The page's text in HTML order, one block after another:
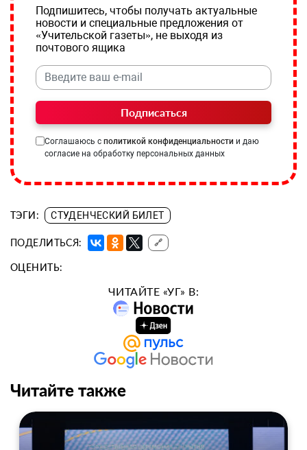
Подпишитесь, чтобы получать актуальные
новости и специальные предложения от
«Учительской газеты», не выходя из
почтового ящика
Подписаться
Соглашаюсь с политикой конфиденциальности и даю
согласие на обработку персональных данных
ТЭГИ: СТУДЕНЧЕСКИЙ БИЛЕТ
ПОДЕЛИТЬСЯ: 🔗
ОЦЕНИТЬ:
ЧИТАЙТЕ «УГ» В:
Читайте также